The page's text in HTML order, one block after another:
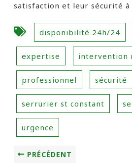
satisfaction et leur sécurité
disponibilité 24h/24
expertise intervention
professionnel sécurité
serrurier st constant
urgence
PRÉCÉDENT